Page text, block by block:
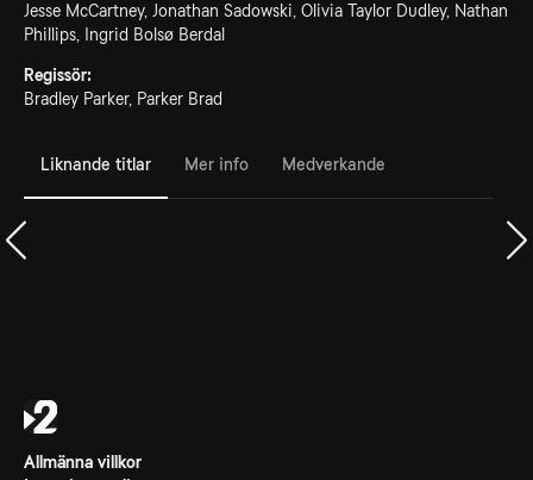
Jesse McCartney, Jonathan Sadowski, Olivia Taylor Dudley, Nathan
Phillips, Ingrid Bolsø Berdal
Regissör:
Bradley Parker, Parker Brad
Liknande titlar Mer info Medverkande
Allmänna villkor